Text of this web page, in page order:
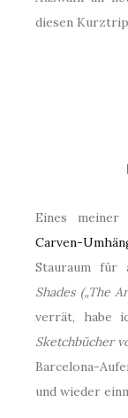
diesen
Eines
Carven-
Stauraum für
Shades („The
verrät, habe
Sketchbücher
Barcelona-
und wieder